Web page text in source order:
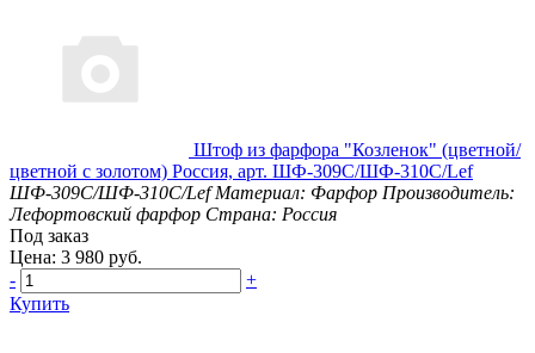
Штоф из фарфора "Козленок" (цветной/
цветной с золотом) Россия, арт. ШФ-309С/ШФ-310С/Lef
ШФ-309С/ШФ-310С/Lef Материал: Фарфор Производитель:
Лефортовский фарфор Страна: Россия
Под заказ
Цена: 3 980 руб.
-
+
Купить